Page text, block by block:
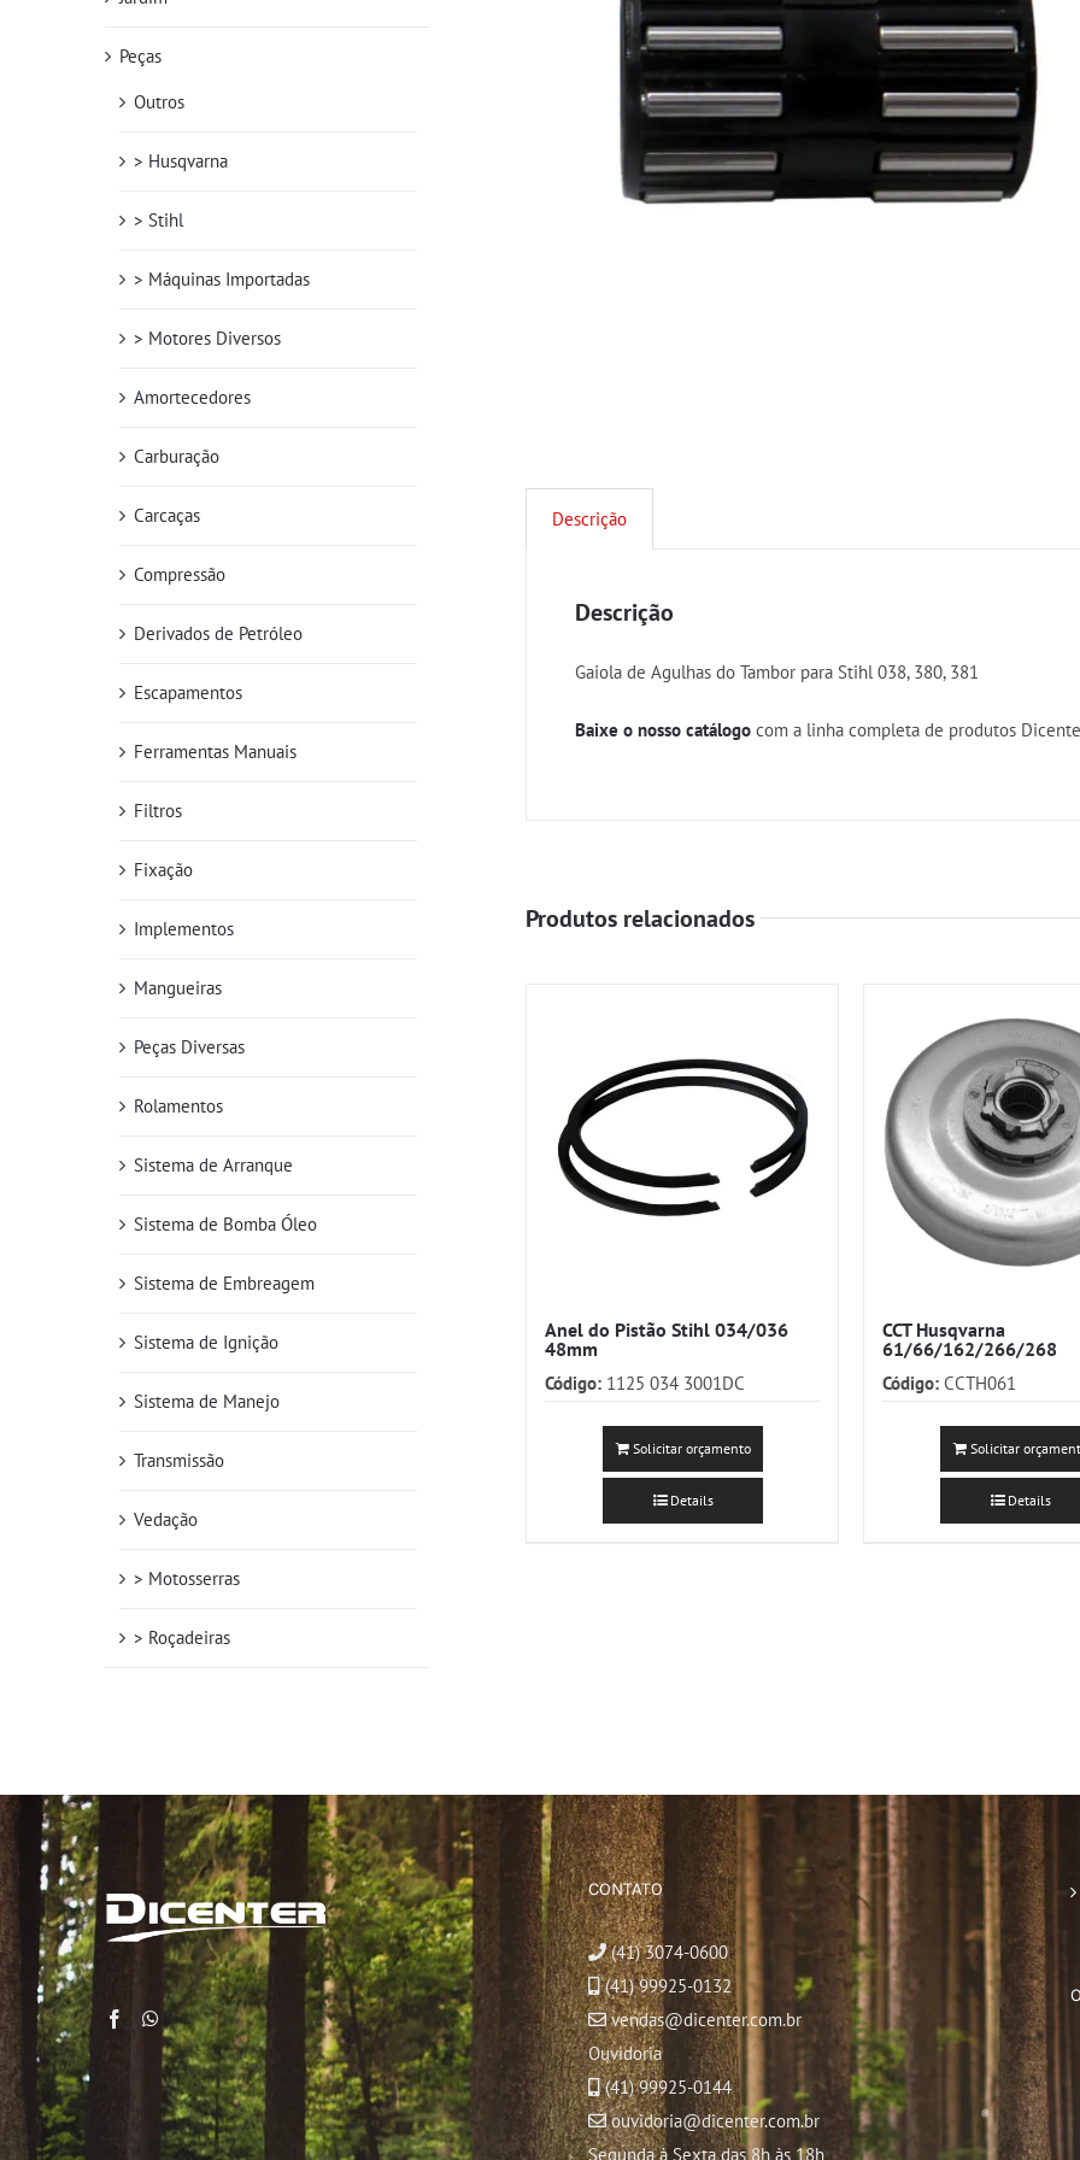
Descrição
Descrição
Gaiola de Agulhas do Tambor para Stihl 038, 380, 381
Baixe o nosso catálogo com a linha completa de produtos
Produtos relacionados
Anel do Pistão Stihl 034/036
48mm
Código: 1125 034 3001DC
Solicitar orçamento
Details
CCT Husqvarna
61/66/162/266/268
Código: CCTH061
Solicitar
Details
Peças
Outros
> Husqvarna
> Stihl
> Máquinas Importadas
> Motores Diversos
Amortecedores
Carburação
Carcaças
Compressão
Derivados de Petróleo
Escapamentos
Ferramentas Manuais
Filtros
Fixação
Implementos
Mangueiras
Peças Diversas
Rolamentos
Sistema de Arranque
Sistema de Bomba Óleo
Sistema de Embreagem
Sistema de Ignição
Sistema de Manejo
Transmissão
Vedação
> Motosserras
> Roçadeiras
CONTATO
(41) 3074-0600
(41) 99925-0132
vendas@dicenter.com.br
Ouvidoria
(41) 99925-0144
ouvidoria@dicenter.com.br
Segunda à Sexta das 8h às 18h